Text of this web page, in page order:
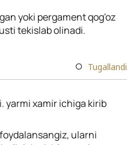
yoki pergament qog'oz
tekislab olinadi.
Tugallandi
yarmi xamir ichiga kirib
ularni